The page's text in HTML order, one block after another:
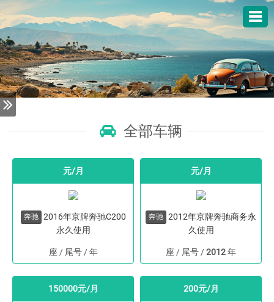
全部车辆
元/月
奔驰
2016年京牌奔驰C200
永久使用
座 / 尾号 /年
元/月
奔驰 2012年京牌奔驰商务永
久使用
座 / 尾号 /2012年
150000元/月 200元/月